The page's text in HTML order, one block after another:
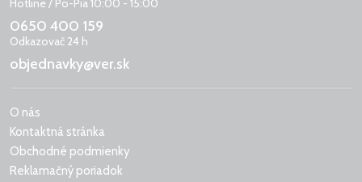
Hotline / Po-Pia 10:00 - 15:00
0650 400 159
Odkazovač 24 h
objednavky@ver.sk
O nás
Kontaktná stránka
Obchodné podmienky
Reklamačný poriadok